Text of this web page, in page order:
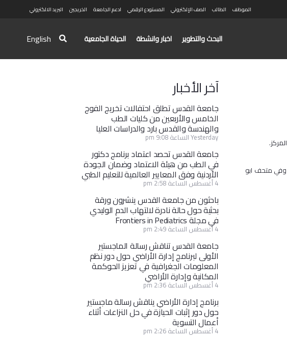
الموظف الطالب الصف الإلكتروني المستودع الرقمي ادعم الجامعة الخريجين البريد الالكتروني
البحث والتطوير اخبار وانشطة الحياة الجامعية English
وفي متحف ابو
آخر الأخبار
جامعة القدس تطلق احتفالات تخريج الفوج
الخامس والأربعين من كليات الطب
والهندسة والقدس بارد والدراسات العليا
Yesterday الساعة 9:08 pm
جامعة القدس تحصد اعتماد برنامج دكتور
في الطب من هيئة الاعتماد وضمان الجودة
الأردنية وفق المعايير العالمية للتعليم الطبي
4 أغسطس الساعة 2:58 pm
باحثون من جامعة القدس ينشرون ورقة
بحثية حول حالة نادرة لالتهاب الدم الوليدي
في مجلة Frontiers in Pediatrics
4 أغسطس الساعة 2:49 pm
جامعة القدس تناقش رسالة الماجستير
الأولى لبرنامج إدارة الأراضي حول دور نظم
المعلومات الجغرافية في تعزيز الحوكمة
المكانية وإدارة الأراضي
4 أغسطس الساعة 2:36 pm
برنامج إدارة الأراضي يناقش رسالة ماجستير
حول دور إثبات الحيازة في حل النزاعات أثناء
أعمال التسوية
4 أغسطس الساعة 2:26 pm